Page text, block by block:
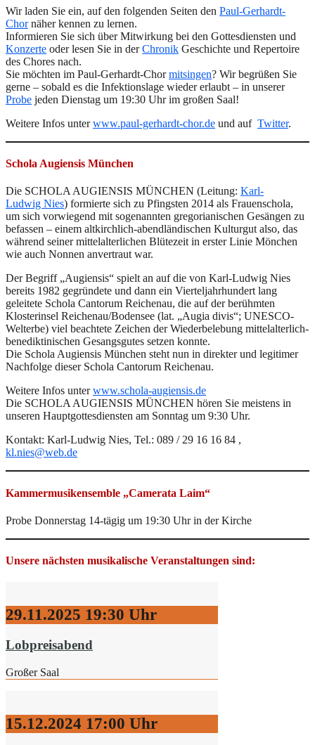
Wir laden Sie ein, auf den folgenden Seiten den Paul-Gerhardt-
Chornäher kennen zu lernen.
Informieren Sie sich über Mitwirkung bei den Gottesdiensten und
Konzerte oder lesen Sie in derChronik Geschichte und Repertoire
des Chores nach.
Sie möchten im Paul-Gerhardt-Chormitsingen? Wir begrüßen Sie
gerne – sobald es die Infektionslage wieder erlaubt – in unserer
Probe jeden Dienstag um 19:30 Uhr im großen Saal!
Weitere Infos unterwww.paul-gerhardt-chor.de und auf Twitter.
Schola Augiensis München
Die SCHOLA AUGIENSIS MÜNCHEN (Leitung: Karl-
Ludwig Nies) formierte sich zu Pfingsten 2014 als Frauenschola,
um sich vorwiegend mit sogenannten gregorianischen Gesängen zu
befassen – einem altkirchlich-abendländischen Kulturgut also, das
während seiner mittelalterlichen Blütezeit in erster Linie Mönchen
wie auch Nonnen anvertraut war.
Der Begriff „Augiensis“ spielt an auf die von Karl-Ludwig Nies
bereits 1982 gegründete und dann ein Vierteljahrhundert lang
geleitete Schola Cantorum Reichenau, die auf der berühmten
Klosterinsel Reichenau/Bodensee (lat. „Augia divis“; UNESCO-
Welterbe) viel beachtete Zeichen der Wiederbelebung mittelalterlich-
benediktinischen Gesangsgutes setzen konnte.
Die Schola Augiensis München steht nun in direkter und legitimer
Nachfolge dieser Schola Cantorum Reichenau.
Weitere Infos unterwww.schola-augiensis.de
Die SCHOLA AUGIENSIS MÜNCHEN hören Sie meistens in
unseren Hauptgottesdiensten am Sonntag um 9:30 Uhr.
Kontakt: Karl-Ludwig Nies, Tel.: 089 / 29 16 16 84 ,
kl.nies@web.de
Kammermusikensemble „Camerata Laim“
Probe Donnerstag 14-tägig um 19:30 Uhr in der Kirche
Unsere nächsten musikalische Veranstaltungen sind:
29.11.2025 19:30 Uhr
Lobpreisabend
Großer Saal
15.12.2024 17:00 Uhr